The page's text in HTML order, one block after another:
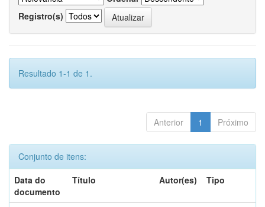
Registro(s)
Resultado 1-1 de 1.
Anterior 1 Próximo
Conjunto de itens:
Data do
documento
Título Autor(es) Tipo